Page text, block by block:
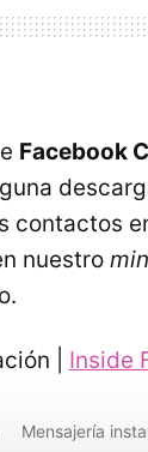
Facebook
contactos
nuestro
| Inside
Mensajería